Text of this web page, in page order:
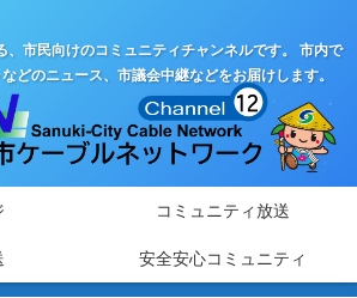
、市民向けのコミュニティチャンネルです。 市内で
どのニュース、市議会中継などをお届けします。
コミュニティ放送
安全安心コミュニティ